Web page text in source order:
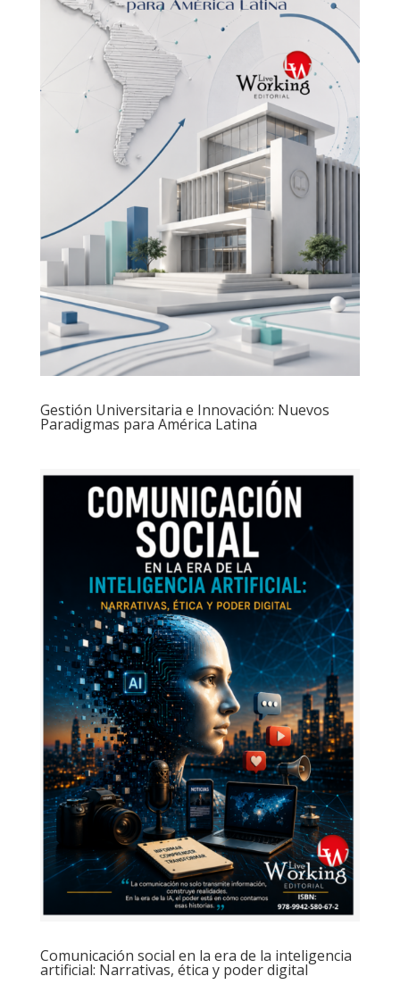
Gestión Universitaria e Innovación: Nuevos
Paradigmas para América Latina
Comunicación social en la era de la inteligencia
artificial: Narrativas, ética y poder digital